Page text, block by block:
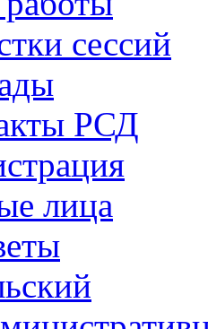
сессий
РСД
лица